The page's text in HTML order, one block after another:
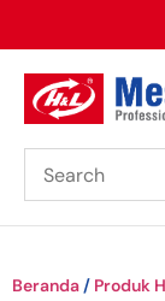
Beranda / Produk